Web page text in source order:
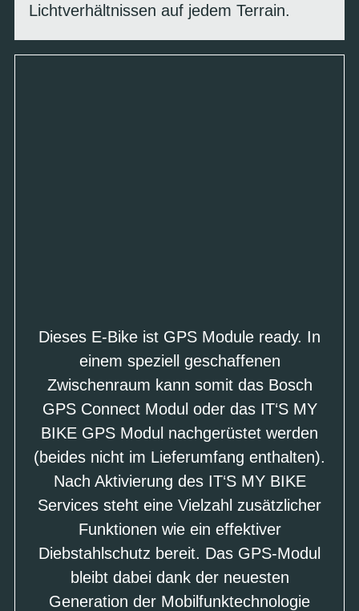
Lichtverhältnissen auf jedem Terrain.
Dieses E-Bike ist GPS Module ready. In
einem speziell geschaffenen
Zwischenraum kann somit das Bosch
GPS Connect Modul oder das IT‘S MY
BIKE GPS Modul nachgerüstet werden
(beides nicht im Lieferumfang enthalten).
Nach Aktivierung des IT‘S MY BIKE
Services steht eine Vielzahl zusätzlicher
Funktionen wie ein effektiver
Diebstahlschutz bereit. Das GPS-Modul
bleibt dabei dank der neuesten
Generation der Mobilfunktechnologie